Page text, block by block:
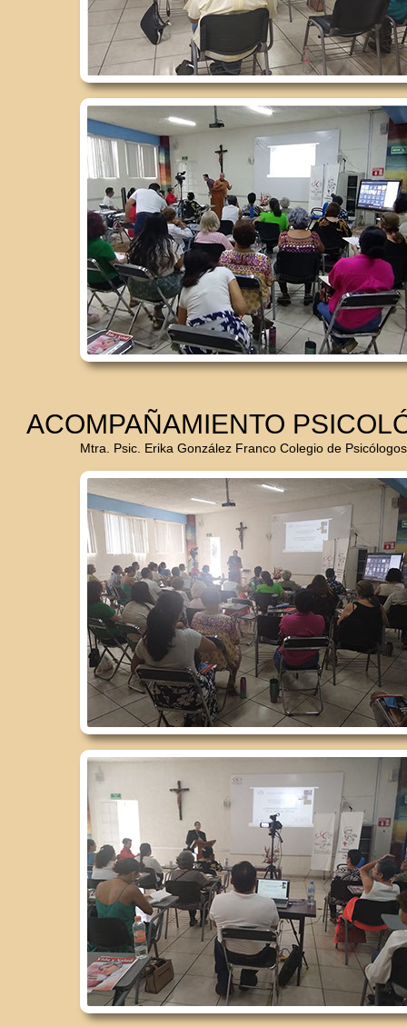
ACOMPAÑAMIENTO
Mtra. Psic. Erika González Franco Colegio de